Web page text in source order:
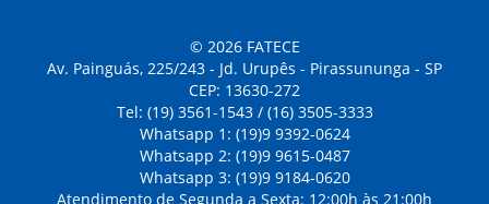
© 2026 FATECE
Av. Painguás, 225/243 - Jd. Urupês - Pirassununga - SP
CEP: 13630-272
Tel: (19) 3561-1543 / (16) 3505-3333
Whatsapp 1: (19)9 9392-0624
Whatsapp 2: (19)9 9615-0487
Whatsapp 3: (19)9 9184-0620
Atendimento de Segunda a Sexta: 12:00h às 21:00h